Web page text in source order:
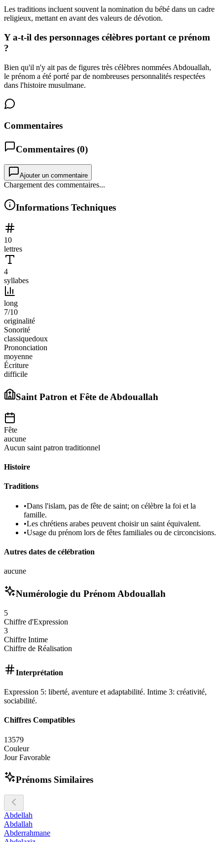
Les traditions incluent souvent la nomination du bébé dans un cadre
religieux, mettant en avant des valeurs de dévotion.
Y a-t-il des personnages célèbres portant ce prénom
?
Bien qu'il n'y ait pas de figures très célèbres nommées Abdouallah,
le prénom a été porté par de nombreuses personnalités respectées
dans l'histoire musulmane.
Commentaires
Commentaires (0)
Ajouter un commentaire
Chargement des commentaires...
Informations Techniques
10
lettres
4
syllabes
long
7/10
originalité
Sonorité
classiquedoux
Prononciation
moyenne
Écriture
difficile
Saint Patron et Fête de Abdouallah
Fête
aucune
Aucun saint patron traditionnel
Histoire
Traditions
•Dans l'islam, pas de fête de saint; on célèbre la foi et la
famille.
•Les chrétiens arabes peuvent choisir un saint équivalent.
•Usage du prénom lors de fêtes familiales ou de circoncisions.
Autres dates de célébration
aucune
Numérologie du Prénom Abdouallah
5
Chiffre d'Expression
3
Chiffre Intime
Chiffre de Réalisation
Interprétation
Expression 5: liberté, aventure et adaptabilité. Intime 3: créativité,
sociabilité.
Chiffres Compatibles
13579
Couleur
Jour Favorable
Prénoms Similaires
Abdellah
Abdallah
Abderrahmane